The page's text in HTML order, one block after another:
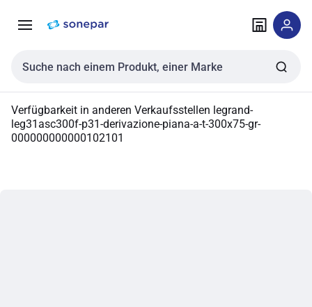
NavigationInhalt
Sucheingabe
Verfügbarkeit in anderen Verkaufsstellen legrand-
leg31asc300f-p31-derivazione-piana-a-t-300x75-gr-
000000000000102101